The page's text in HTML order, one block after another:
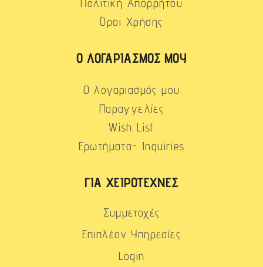
Πολιτική Απορρήτου
Όροι Χρήσης
Ο ΛΟΓΑΡΙΑΣΜΌΣ ΜΟΥ
Ο λογαριασμός μου
Παραγγελίες
Wish List
Ερωτήματα- Inquiries
ΓΙΑ ΧΕΙΡΟΤΈΧΝΕΣ
Συμμετοχές
Επιπλέον Υπηρεσίες
Login